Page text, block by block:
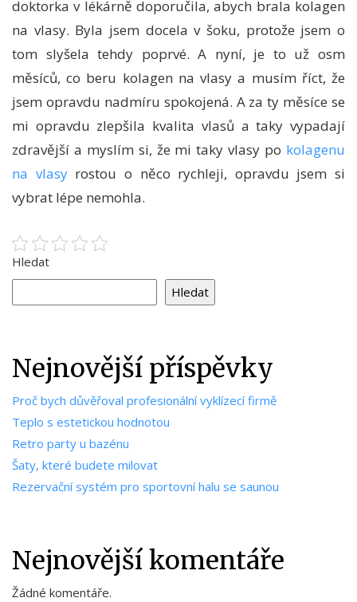
doktorka v lékárně doporučila, abych brala kolagen
na vlasy. Byla jsem docela v šoku, protože jsem o
tom slyšela tehdy poprvé. A nyní, je to už osm
měsíců, co beru kolagen na vlasy a musím říct, že
jsem opravdu nadmíru spokojená. A za ty měsíce se
mi opravdu zlepšila kvalita vlasů a taky vypadají
zdravější a myslím si, že mi taky vlasy po kolagenu
na vlasyrostou o něco rychleji, opravdu jsem si
vybrat lépe nemohla.
Hledat
Hledat
Nejnovější příspěvky
Proč bych důvěřoval profesionální vyklízecí firmě
Teplo s estetickou hodnotou
Retro party u bazénu
Šaty, které budete milovat
Rezervační systém pro sportovní halu se saunou
Nejnovější komentáře
Žádné komentáře.